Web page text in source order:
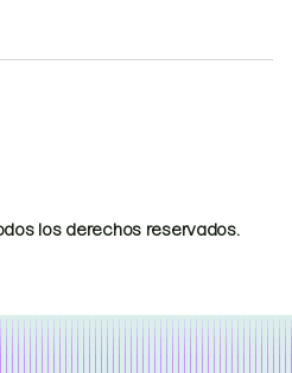
los derechos reservados.